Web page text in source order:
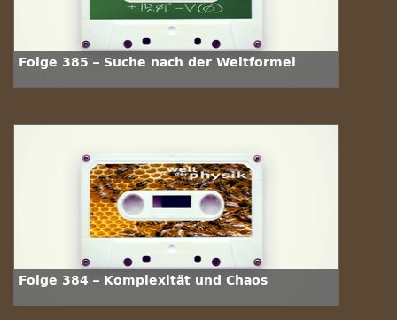
Folge 385 – Suche nach der Weltformel
Folge 384 – Komplexität und Chaos